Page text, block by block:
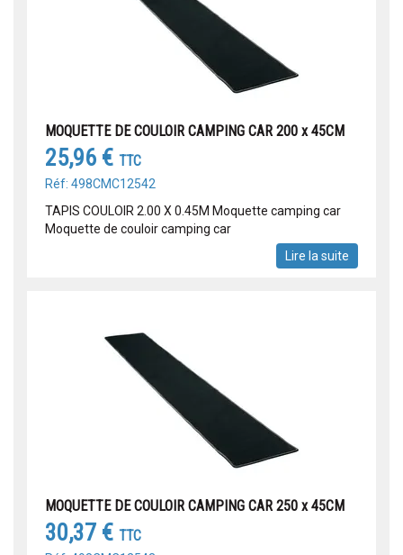
MOQUETTE DE COULOIR CAMPING CAR 200 x 45CM
25,96 € TTC
Réf: 498CMC12542
TAPIS COULOIR 2.00 X 0.45M Moquette camping car
Moquette de couloir camping car
Lire la suite
MOQUETTE DE COULOIR CAMPING CAR 250 x 45CM
30,37 € TTC